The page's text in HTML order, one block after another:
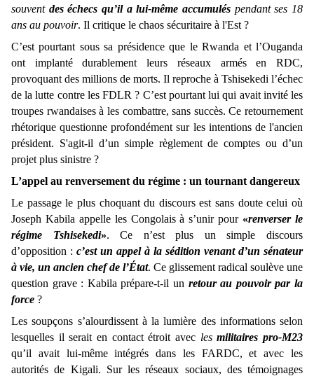
souvent des échecs qu’il a lui-même accumulés pendant ses 18
ans au pouvoir. Il critique le chaos sécuritaire à l'Est ?
C’est pourtant sous sa présidence que le Rwanda et l’Ouganda
ont implanté durablement leurs réseaux armés en RDC,
provoquant des millions de morts. Il reproche à Tshisekedi l’échec
de la lutte contre les FDLR ? C’est pourtant lui qui avait invité les
troupes rwandaises à les combattre, sans succès. Ce retournement
rhétorique questionne profondément sur les intentions de l'ancien
président. S'agit-il d’un simple règlement de comptes ou d’un
projet plus sinistre ?
L’appel au renversement du régime : un tournant dangereux
Le passage le plus choquant du discours est sans doute celui où
Joseph Kabila appelle les Congolais à s’unir pour «renverser le
régime Tshisekedi». Ce n’est plus un simple discours
d’opposition : c’est un appel à la sédition venant d’un sénateur
à vie, un ancien chef de l’État. Ce glissement radical soulève une
question grave : Kabila prépare-t-il un retour au pouvoir par la
force ?
Les soupçons s’alourdissent à la lumière des informations selon
lesquelles il serait en contact étroit avec lesmilitaires pro-M23
qu’il avait lui-même intégrés dans les FARDC, et avec les
autorités de Kigali. Sur les réseaux sociaux, des témoignages